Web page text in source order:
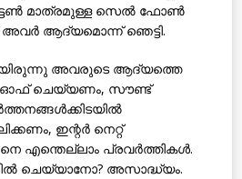
മാത്രമുള്ള സെല്‍ ഫോണ്‍
ആദ്യമൊന്ന് ഞെട്ടി.
അവരുടെ ആദ്യത്തെ
ചെയ്യണം, സൗണ്ട്
ഇന്റര്‍ നെറ്റ്
എന്തെല്ലാം പ്രവര്‍ത്തികള്‍.
ചെയ്യാനോ? അസാദ്ധ്യം.